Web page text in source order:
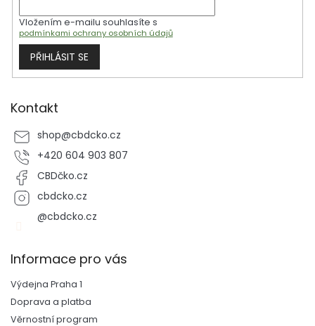
Vložením e-mailu souhlasíte s
podmínkami ochrany osobních údajů
PŘIHLÁSIT SE
Kontakt
shop@cbdcko.cz
+420 604 903 807
CBDčko.cz
cbdcko.cz
@cbdcko.cz
Informace pro vás
Výdejna Praha 1
Doprava a platba
Věrnostní program